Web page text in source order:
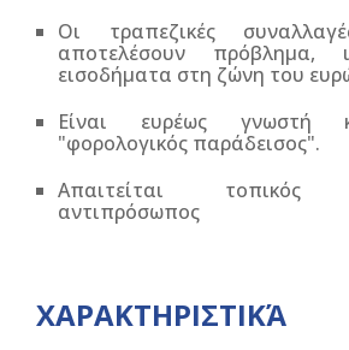
Οι τραπεζικές
αποτελέσουν πρόβλημα,
εισοδήματα στη ζώνη του
Είναι ευρέως γνωστή
"φορολογικός παράδεισος".
Απαιτείται τοπικός
αντιπρόσωπος
ΧΑΡΑΚΤΗΡΙΣΤΙΚΆ